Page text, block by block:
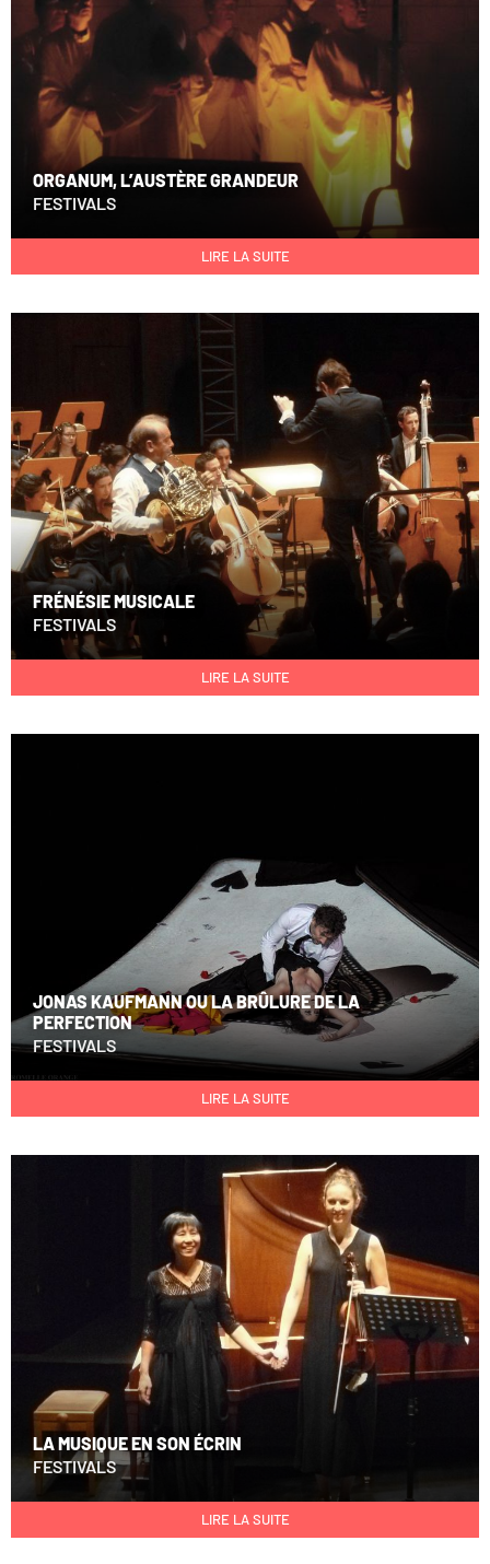
ORGANUM, L’AUSTÈRE GRANDEUR
FESTIVALS
LIRE LA SUITE
FRÉNÉSIE MUSICALE
FESTIVALS
LIRE LA SUITE
JONAS KAUFMANN OU LA BRÛLURE DE LA
PERFECTION
FESTIVALS
LIRE LA SUITE
LA MUSIQUE EN SON ÉCRIN
FESTIVALS
LIRE LA SUITE